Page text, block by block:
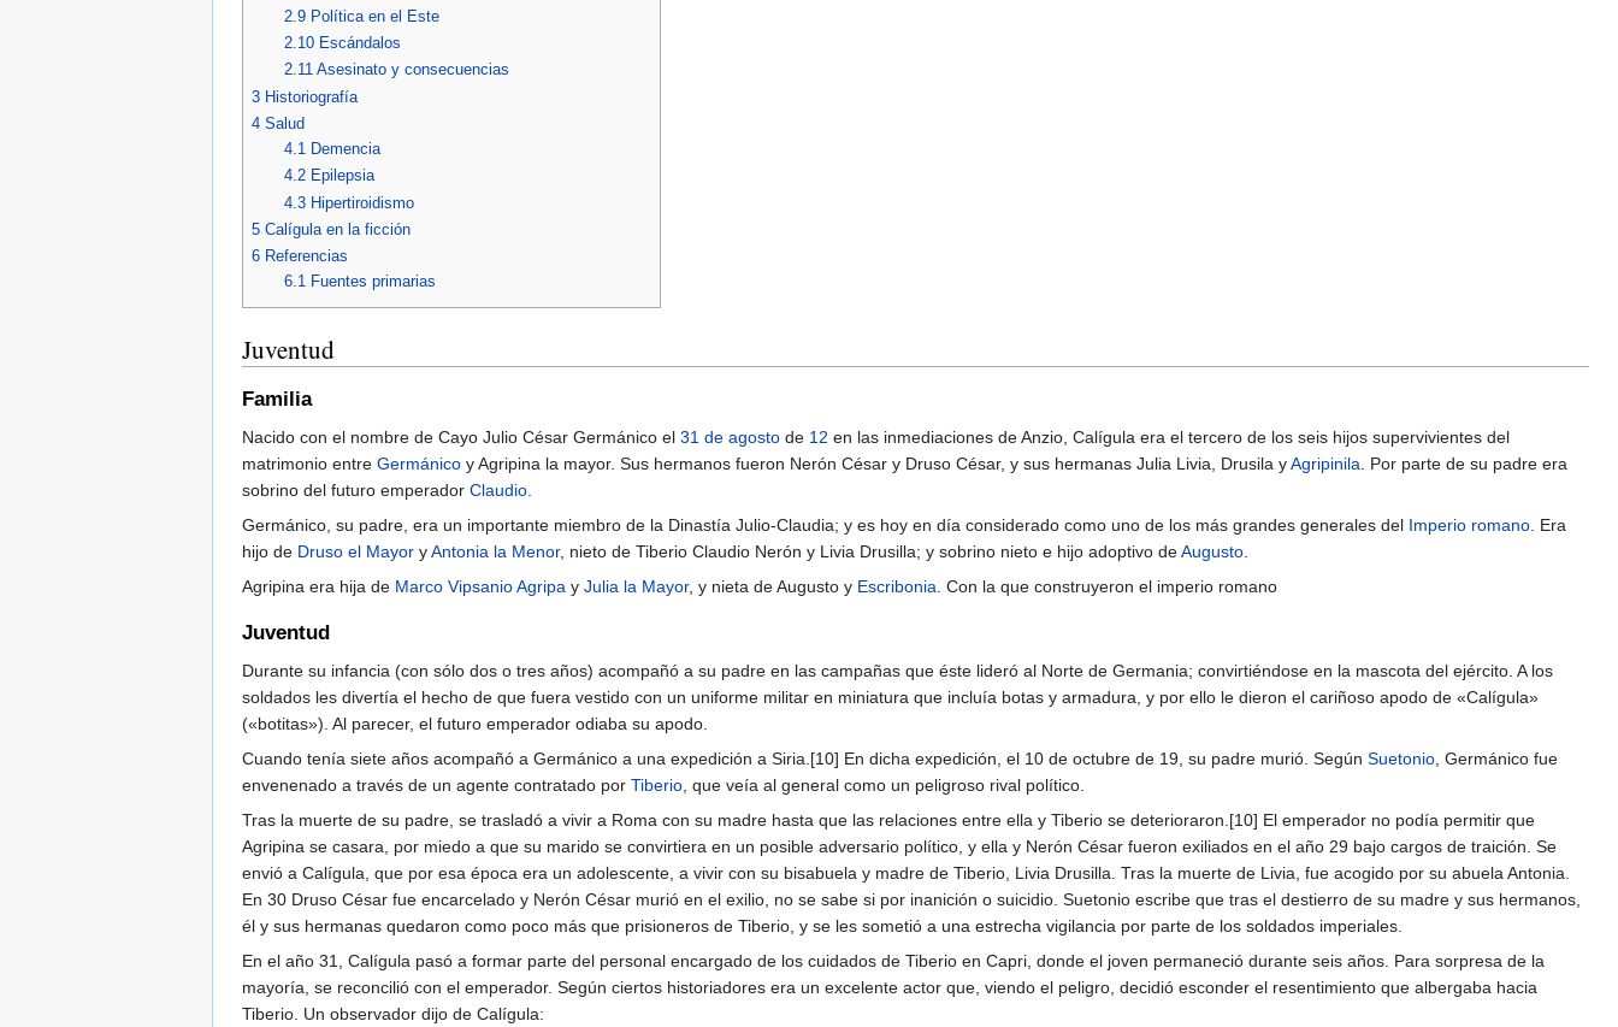
2.9 Política en el Este
2.10 Escándalos
2.11 Asesinato y consecuencias
3 Historiografía
4 Salud
4.1 Demencia
4.2 Epilepsia
4.3 Hipertiroidismo
5 Calígula en la ficción
6 Referencias
6.1 Fuentes primarias
Juventud
Familia
Nacido con el nombre de Cayo Julio César Germánico el 31 de agosto de 12 en las inmediaciones de Anzio, Calígula era el tercero de los seis hijos supervivientes del
matrimonio entre Germánico y Agripina la mayor. Sus hermanos fueron Nerón César y Druso César, y sus hermanas Julia Livia, Drusila yAgripinila . Por parte de su padre era
sobrino del futuro emperador Claudio
Germánico, su padre, era un importante miembro de la Dinastía Julio-Claudia; y es hoy en día considerado como uno de los más grandes generales del Imperio romano . Era
hijo de Druso el Mayor yAntonia la Menor, nieto de Tiberio Claudio Nerón y Livia Drusilla; y sobrino nieto e hijo adoptivo deAugusto
Agripina era hija de Marco Vipsanio Agripa y Julia la Mayor, y nieta de Augusto y Escribonia . Con la que construyeron el imperio romano
Juventud
Durante su infancia (con sólo dos o tres años) acompañó a su padre en las campañas que éste lideró al Norte de Germania; convirtiéndose en la mascota del ejército. A los
soldados les divertía el hecho de que fuera vestido con un uniforme militar en miniatura que incluía botas y armadura, y por ello le dieron el cariñoso apodo de «Calígula»
(«botitas»). Al parecer, el futuro emperador odiaba su apodo.
Cuando tenía siete años acompañó a Germánico a una expedición a Siria.[10] En dicha expedición, el 10 de octubre de 19, su padre murió. Según Suetonio, Germánico fue
envenenado a través de un agente contratado por Tiberio, que veía al general como un peligroso rival político.
Tras la muerte de su padre, se trasladó a vivir a Roma con su madre hasta que las relaciones entre ella y Tiberio se deterioraron.[10] El emperador no podía permitir que
Agripina se casara, por miedo a que su marido se convirtiera en un posible adversario político, y ella y Nerón César fueron exiliados en el año 29 bajo cargos de traición. Se
envió a Calígula, que por esa época era un adolescente, a vivir con su bisabuela y madre de Tiberio, Livia Drusilla. Tras la muerte de Livia, fue acogido por su abuela Antonia.
En 30 Druso César fue encarcelado y Nerón César murió en el exilio, no se sabe si por inanición o suicidio. Suetonio escribe que tras el destierro de su madre y sus hermanos,
él y sus hermanas quedaron como poco más que prisioneros de Tiberio, y se les sometió a una estrecha vigilancia por parte de los soldados imperiales.
En el año 31, Calígula pasó a formar parte del personal encargado de los cuidados de Tiberio en Capri, donde el joven permaneció durante seis años. Para sorpresa de la
mayoría, se reconcilió con el emperador. Según ciertos historiadores era un excelente actor que, viendo el peligro, decidió esconder el resentimiento que albergaba hacia
Tiberio. Un observador dijo de Calígula: